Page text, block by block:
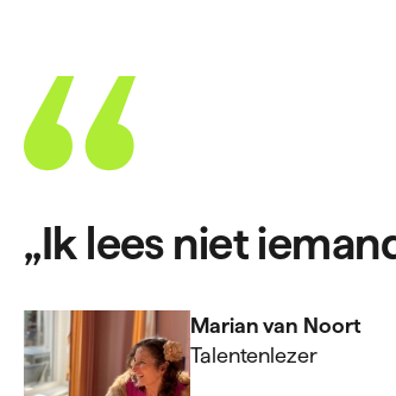
,,Ik lees niet
Marian van Noort
Talentenlezer